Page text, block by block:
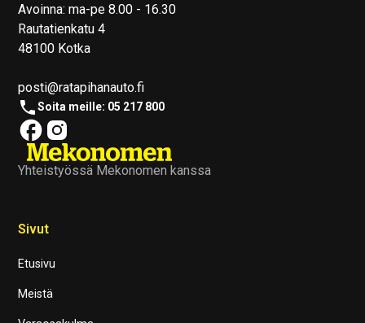
Avoinna: ma-pe 8.00 - 16.30
Rautatienkatu 4
48100 Kotka
posti@ratapihanauto.fi
Soita meille: 05 217 800
Yhteistyössä Mekonomen kanssa
Sivut
Etusivu
Meistä